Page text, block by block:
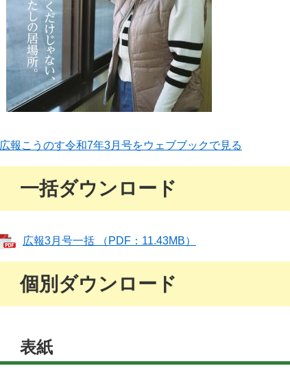
広報こうのす令和7年3月号をウェブブックで見る
一括ダウンロード
広報3月号一括 （PDF：11.43MB）
個別ダウンロード
表紙